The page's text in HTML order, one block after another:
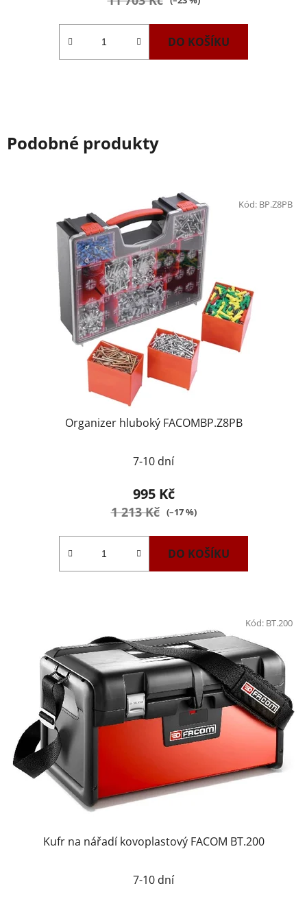
DO KOŠÍKU
Podobné produkty
Organizer hluboký FACOMBP.Z8PB
7-10 dní
995 Kč
1 213 Kč (–17 %)
DO KOŠÍKU
Kód: BP.Z8PB
Kufr na nářadí kovoplastový FACOM BT.200
7-10 dní
Kód: BT.200